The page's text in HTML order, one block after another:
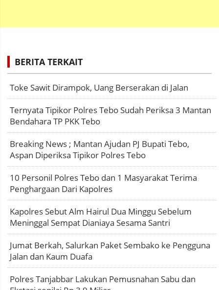
BERITA TERKAIT
Toke Sawit Dirampok, Uang Berserakan di Jalan
Ternyata Tipikor Polres Tebo Sudah Periksa 3 Mantan
Bendahara TP PKK Tebo
Breaking News ; Mantan Ajudan PJ Bupati Tebo,
Aspan Diperiksa Tipikor Polres Tebo
10 Personil Polres Tebo dan 1 Masyarakat Terima
Penghargaan Dari Kapolres
Kapolres Sebut Alm Hairul Dua Minggu Sebelum
Meninggal Sempat Dianiaya Sesama Santri
Jumat Berkah, Salurkan Paket Sembako ke Pengguna
Jalan dan Kaum Duafa
Polres Tanjabbar Lakukan Pemusnahan Sabu dan